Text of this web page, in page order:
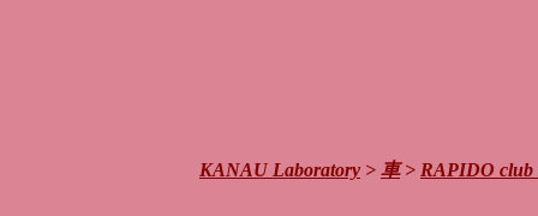
KANAU Laboratory > 車> RAPIDO club